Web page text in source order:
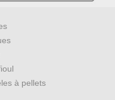
à pellets